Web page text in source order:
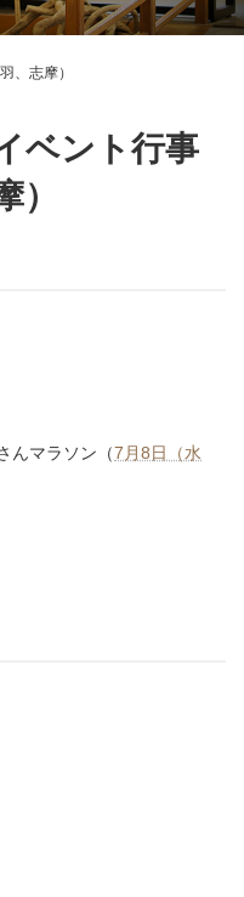
、志摩）
ベント行事
）
んマラソン（7月8日（水